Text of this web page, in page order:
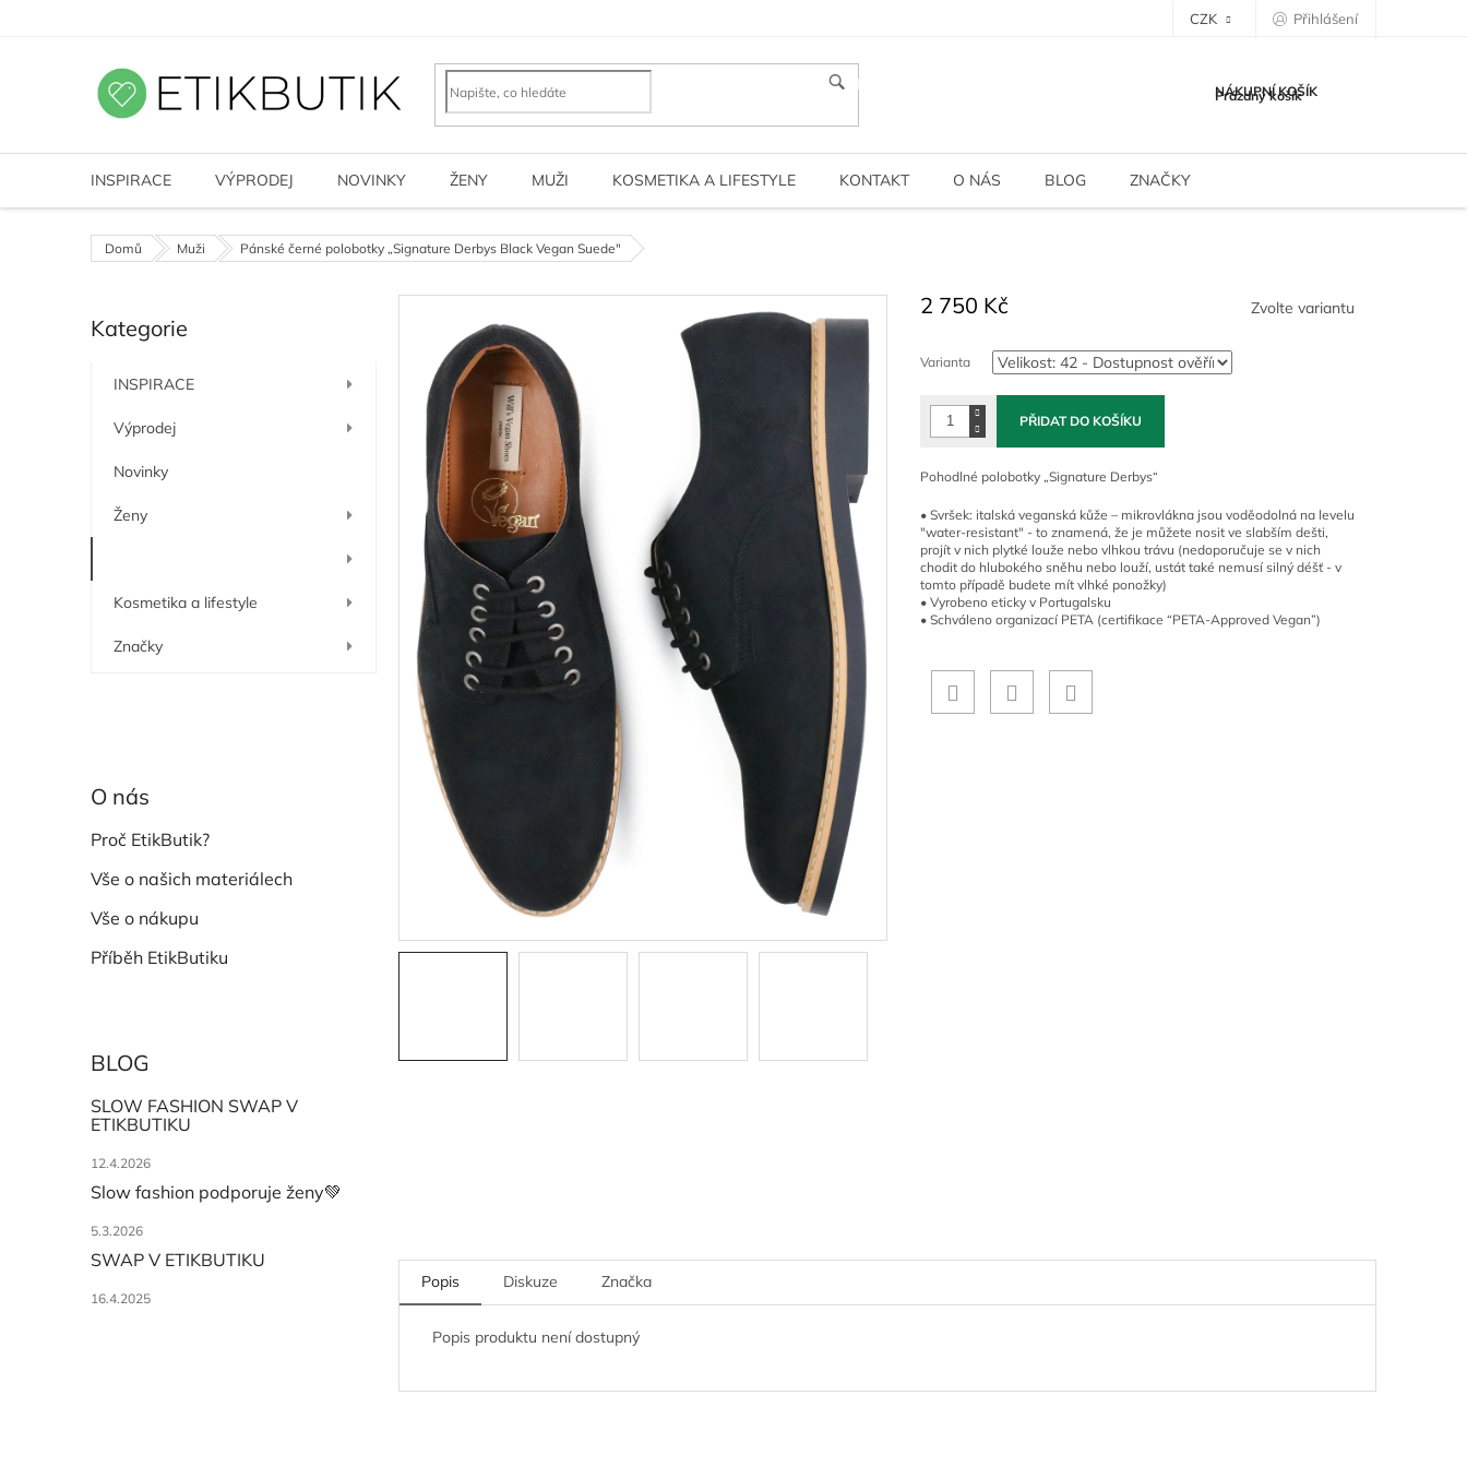
CZK Přihlášení
HLEDAT NÁKUPNÍ KOŠÍK
Prázdný košík
INSPIRACE VÝPRODEJ NOVINKY ŽENY MUŽI KOSMETIKA A LIFESTYLE KONTAKT O NÁS BLOG ZNAČKY
Domů Muži Pánské černé polobotky „Signature Derbys Black Vegan Suede"
o
a
Přeskočit
kategorie
Kategorie
INSPIRACE
Výprodej
Novinky
Ženy
Kosmetika a lifestyle
Značky
O nás
Proč EtikButik?
Vše o našich materiálech
Vše o nákupu
Příběh EtikButiku
BLOG
SLOW FASHION SWAP V
ETIKBUTIKU
12.4.2026
Slow fashion podporuje ženy💚
5.3.2026
SWAP V ETIKBUTIKU
16.4.2025
2 750 Kč
cena:
Zvolte variantu
Varianta
PŘIDAT DO KOŠÍKU
Pohodlné polobotky „Signature Derbys“
• Svršek: italská veganská kůže – mikrovlákna jsou voděodolná na levelu
"water-resistant" - to znamená, že je můžete nosit ve slabším dešti,
projít v nich plytké louže nebo vlhkou trávu (nedoporučuje se v nich
chodit do hlubokého sněhu nebo louží, ustát také nemusí silný déšť - v
tomto případě budete mít vlhké ponožky)
• Vyrobeno eticky v Portugalsku
• Schváleno organizací PETA (certifikace “PETA-Approved Vegan”)
Popis Diskuze Značka
Popis produktu není dostupný